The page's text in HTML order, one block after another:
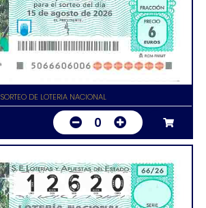
SORTEO DE LOTERIA NACIONAL
0